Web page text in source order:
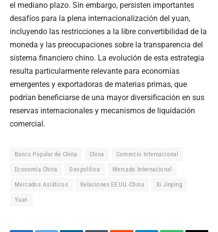
el mediano plazo. Sin embargo, persisten importantes
desafíos para la plena internacionalización del yuan,
incluyendo las restricciones a la libre convertibilidad de la
moneda y las preocupaciones sobre la transparencia del
sistema financiero chino. La evolución de esta estrategia
resulta particularmente relevante para economías
emergentes y exportadoras de materias primas, que
podrían beneficiarse de una mayor diversificación en sus
reservas internacionales y mecanismos de liquidación
comercial.
Banco Popular de China China Comercio Internacional
Economía China Geopolítica Mercado Internacional
Mercados Asiáticos Relaciones EE.UU.-China Xi Jinping
Yuan